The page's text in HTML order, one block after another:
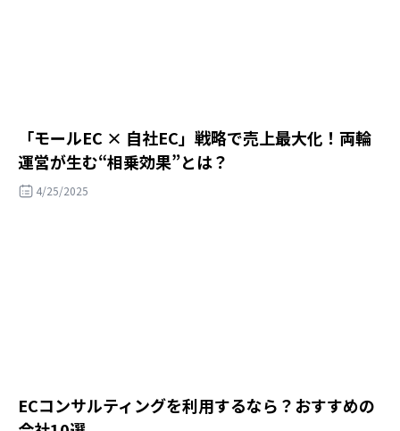
「モールEC × 自社EC」戦略で売上最大化！両輪
運営が生む“相乗効果”とは？
4/25/2025
ECコンサルティングを利用するなら？おすすめの